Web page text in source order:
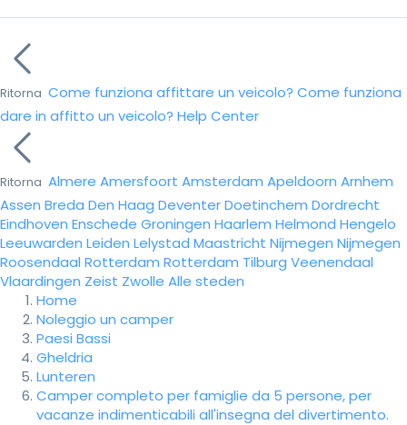
Ritorna Come funziona affittare un veicolo? Come funziona
dare in affitto un veicolo? Help Center
Ritorna Almere Amersfoort Amsterdam Apeldoorn Arnhem
Assen Breda Den Haag DeventerDoetinchem Dordrecht
Eindhoven Enschede Groningen Haarlem Helmond Hengelo
Leeuwarden Leiden Lelystad Maastricht Nijmegen Nijmegen
Roosendaal Rotterdam Rotterdam Tilburg Veenendaal
Vlaardingen Zeist Zwolle Alle steden
Home
Noleggio un camper
Paesi Bassi
Gheldria
Lunteren
Camper completo per famiglie da 5 persone, per
vacanze indimenticabili all'insegna del divertimento.